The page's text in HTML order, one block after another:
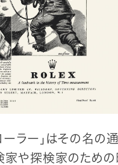
ーラー」はその名
家や探検家のための